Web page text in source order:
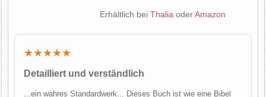
Erhältlich bei Thalia oderAmazon
★★★★★
Detailliert und verständlich
...ein wahres Standardwerk... Dieses Buch ist wie eine Bibel